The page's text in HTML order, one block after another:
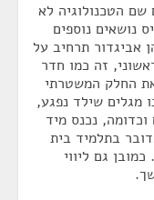
הטכנולוגיה לא
נושאים נוספים
אביגדור תרחיב על
זה כמו חדר
החלק המשטרתי
מגלים שילד נפגע,
נכנס מיד
בתלמיד בית
גם ליווי